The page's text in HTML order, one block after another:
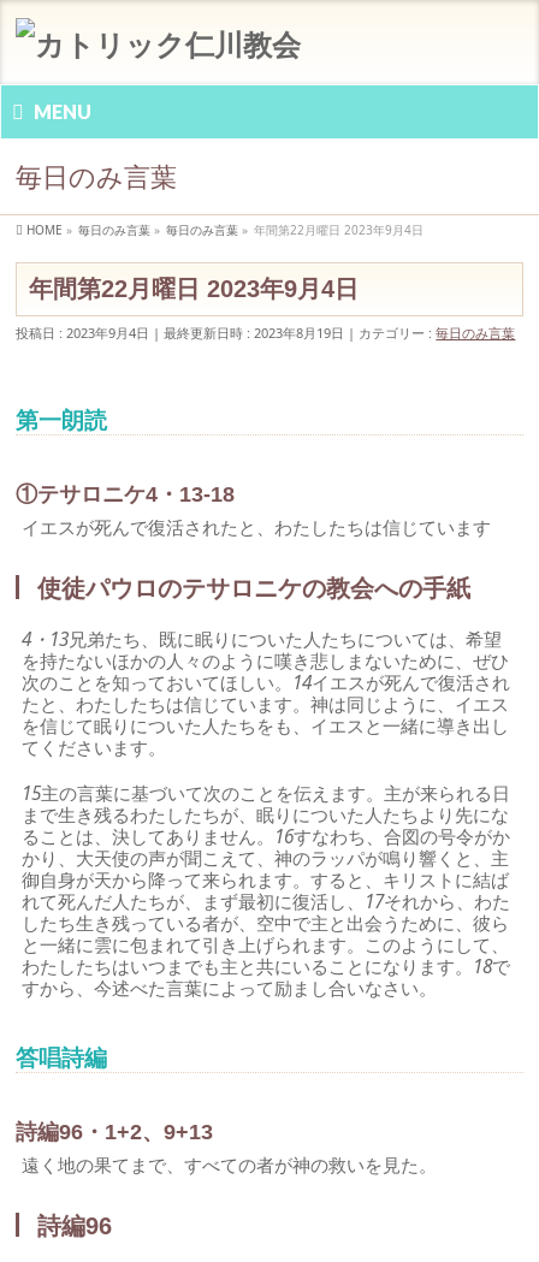
MENU
毎日のみ言葉
HOME » 毎日のみ言葉 » 毎日のみ言葉 » 年間第22月曜日 2023年9月4日
年間第22月曜日 2023年9月4日
投稿日 : 2023年9月4日 最終更新日時 : 2023年8月19日 カテゴリー :毎日のみ言葉
第一朗読
①テサロニケ4・13-18
イエスが死んで復活されたと、わたしたちは信じています
使徒パウロのテサロニケの教会への手紙
4・13兄弟たち、既に眠りについた人たちについては、希望
を持たないほかの人々のように嘆き悲しまないために、ぜひ
次のことを知っておいてほしい。 14イエスが死んで復活され
たと、わたしたちは信じています。神は同じように、イエス
を信じて眠りについた人たちをも、イエスと一緒に導き出し
てくださいます。
15主の言葉に基づいて次のことを伝えます。主が来られる日
まで生き残るわたしたちが、眠りについた人たちより先にな
ることは、決してありません。 16すなわち、合図の号令がか
かり、大天使の声が聞こえて、神のラッパが鳴り響くと、主
御自身が天から降って来られます。すると、キリストに結ば
れて死んだ人たちが、まず最初に復活し、 17それから、わた
したち生き残っている者が、空中で主と出会うために、彼ら
と一緒に雲に包まれて引き上げられます。このようにして、
わたしたちはいつまでも主と共にいることになります。 18で
すから、今述べた言葉によって励まし合いなさい。
答唱詩編
詩編96・1+2、9+13
遠く地の果てまで、すべての者が神の救いを見た。
詩編96